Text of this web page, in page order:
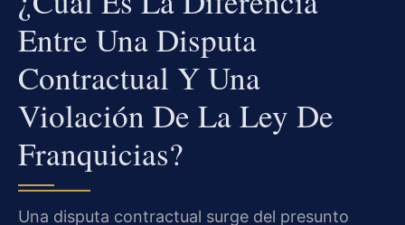
Entre Una Disputa
Contractual Y Una
Violación De La Ley De
Franquicias?
Una disputa contractual surge del presunto